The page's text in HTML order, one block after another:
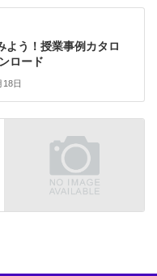
よう！授業事例カタロ
ロード
18日